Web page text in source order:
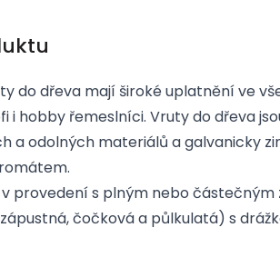
do dřeva mají široké uplatnění ve
i hobby řemeslníci. Vruty do dřeva
a odolných materiálů a galvanicky
v provedení s plným nebo
čočková a půlkulatá) s